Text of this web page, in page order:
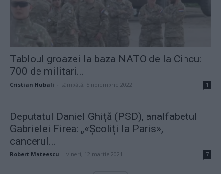
Tabloul groazei la baza NATO de la Cincu:
700 de militari...
Cristian Hubali sâmbătă, 5 noiembrie 2022 1
Deputatul Daniel Ghiță (PSD), analfabetul
Gabrielei Firea: „«Școliți la Paris»,
cancerul...
Robert Mateescu vineri, 12 martie 2021 7